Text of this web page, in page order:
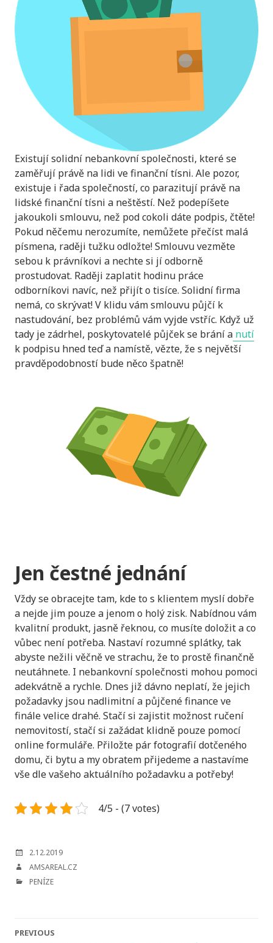
Existují solidní nebankovní společnosti, které se
zaměřují právě na lidi ve finanční tísni. Ale pozor,
existuje i řada společností, co parazitují právě na
lidské finanční tísni a neštěstí. Než podepíšete
jakoukoli smlouvu, než pod cokoli dáte podpis, čtěte!
Pokud něčemu nerozumíte, nemůžete přečíst malá
písmena, raději tužku odložte! Smlouvu vezměte
sebou k právníkovi a nechte si jí odborně
prostudovat. Raději zaplatit hodinu práce
odborníkovi navíc, než přijít o tisíce. Solidní firma
nemá, co skrývat! V klidu vám smlouvu půjčí k
nastudování, bez problémů vám vyjde vstříc. Když už
tady je zádrhel, poskytovatelé půjček se brání a nutí
k podpisu hned teď a namístě, vězte, že s největší
pravděpodobností bude něco špatně!
Jen čestné jednání
Vždy se obracejte tam, kde to s klientem myslí dobře
a nejde jim pouze a jenom o holý zisk. Nabídnou vám
kvalitní produkt, jasně řeknou, co musíte doložit a co
vůbec není potřeba. Nastaví rozumné splátky, tak
abyste nežili věčně ve strachu, že to prostě finančně
neutáhnete. I nebankovní společnosti mohou pomoci
adekvátně a rychle. Dnes již dávno neplatí, že jejich
požadavky jsou nadlimitní a půjčené finance ve
finále velice drahé. Stačí si zajistit možnost ručení
nemovitostí, stačí si zažádat klidně pouze pomocí
online formuláře. Přiložte pár fotografií dotčeného
domu, či bytu a my obratem přijedeme a nastavíme
vše dle vašeho aktuálního požadavku a potřeby!
4/5 - (7 votes)
POSTED
2.12.2019
AUTHOR
AMSAREAL.CZ
CATEGORIES
PENÍZE
Post
PREVIOUS